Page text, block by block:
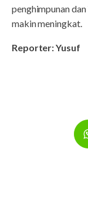
penghimpunan
makin meningkat.
Reporter: Yusuf